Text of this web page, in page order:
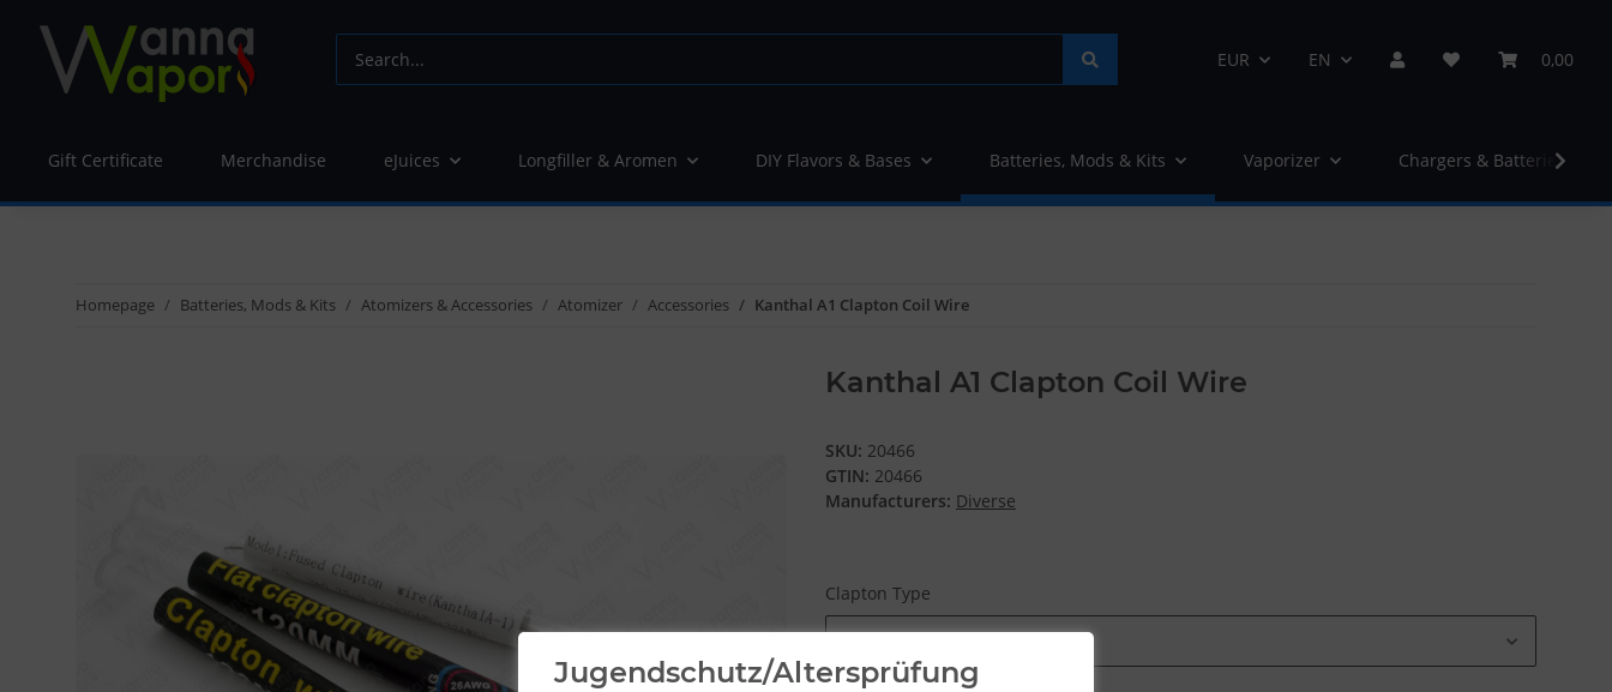
EUR EN 0,00
Gift Certificate Merchandise eJuices Longfiller & Aromen DIY Flavors & Bases Batteries, Mods & Kits Vaporizer Chargers & Batteries
Homepage Batteries, Mods & Kits Atomizers & Accessories Atomizer Accessories Kanthal A1 Clapton Coil Wire
Kanthal A1 Clapton Coil Wire
SKU: 20466
GTIN: 20466
Manufacturers: Diverse
Clapton Type
Jugendschutz/Altersprüfung